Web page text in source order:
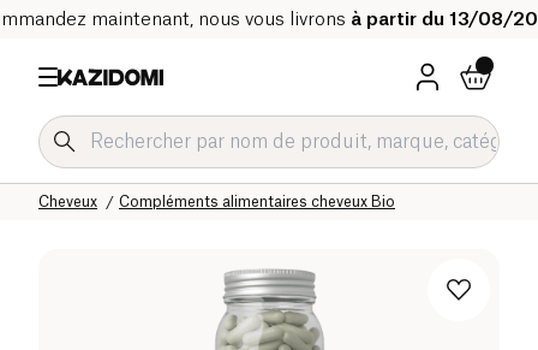
maintenant, nous vous livrons à partir du 13/08/
Compléments alimentaires cheveux Bio
Cheveux
Hygiène & Beauté
Notre catalogue bio
Accueil